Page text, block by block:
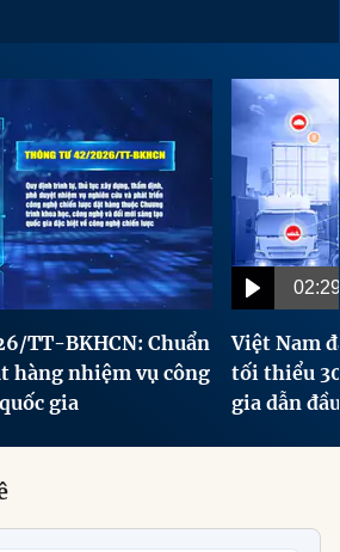
TT-BKHCN: Chuẩn
hàng nhiệm vụ công
gia
02:29
Việt Nam
tối thiểu
gia dẫn